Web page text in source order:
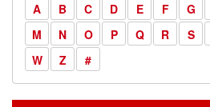
A B C D E F G
M
N O P Q R S
W
Z #